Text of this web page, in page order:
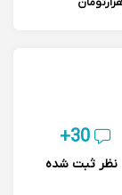
30+
نظر ثبت شده